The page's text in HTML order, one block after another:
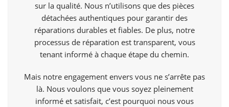
sur la qualité. Nous n’utilisons que des pièces
détachées authentiques pour garantir des
réparations durables et fiables. De plus, notre
processus de réparation est transparent, vous
tenant informé à chaque étape du chemin.
Mais notre engagement envers vous ne s’arrête pas
là. Nous voulons que vous soyez pleinement
informé et satisfait, c’est pourquoi nous vous